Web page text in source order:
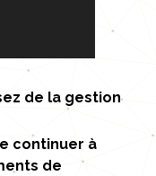
de la gestion
continuer à
de